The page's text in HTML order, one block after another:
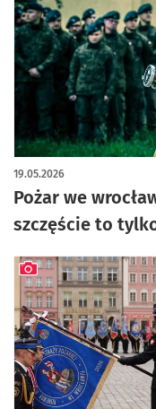
Pożar we
szczęście to
19.05.2026
artykuł z galerią zdjęć